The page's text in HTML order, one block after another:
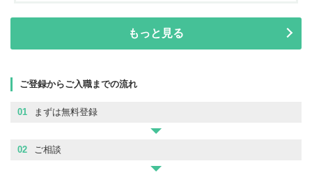
もっと見る
ご登録からご入職までの流れ
01 まずは無料登録
02 ご相談